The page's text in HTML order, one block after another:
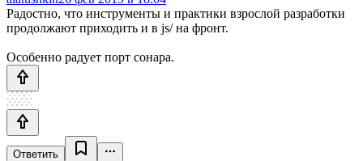
Радостно, что инструменты и практики взрослой разработки
продолжают приходить и в js/ на фронт.
Особенно радует порт сонара.
Ответить